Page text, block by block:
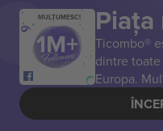
MULȚUMESC! Piața
Ticombo®
dintre
Europa.